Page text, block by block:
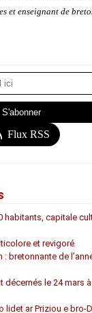
et enseignant de
Flux RSS
habitants, capitale
et revigoré
: bretonnante de
décernés le 24 mars à
lidet ar Priziou e bro-